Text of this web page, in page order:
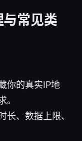
与常见类
你的真实IP地
。
长、数据上限、